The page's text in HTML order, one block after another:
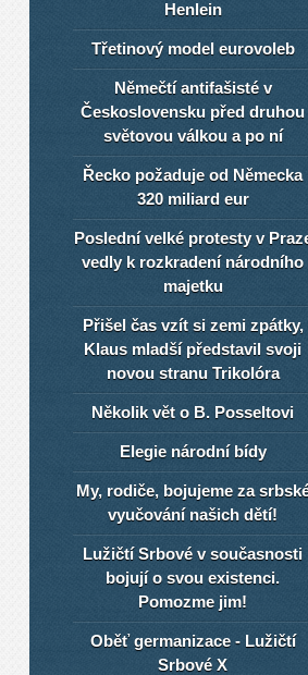
Henlein
Třetinový model eurovoleb
Němečtí antifašisté v
Československu před druhou
světovou válkou a po ní
Řecko požaduje od Německa
320 miliard eur
Poslední velké protesty v
vedly k rozkradení národního
majetku
Přišel čas vzít si zemi zpátky,
Klaus mladší představil svoji
novou stranu Trikolóra
Několik vět o B. Posseltovi
Elegie národní bídy
My, rodiče, bojujeme za
vyučování našich dětí!
Lužičtí Srbové v současnosti
bojují o svou existenci.
Pomozme jim!
Oběť germanizace - Lužičtí
Srbové X